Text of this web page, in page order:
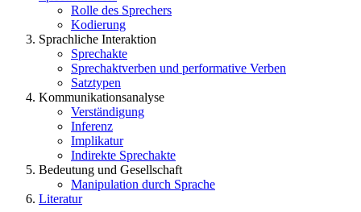
Rolle des Sprechers
Kodierung
Sprachliche Interaktion
Sprechakte
Sprechaktverben und performative Verben
Satztypen
Kommunikationsanalyse
Verständigung
Inferenz
Implikatur
Indirekte Sprechakte
Bedeutung und Gesellschaft
Manipulation durch Sprache
Literatur